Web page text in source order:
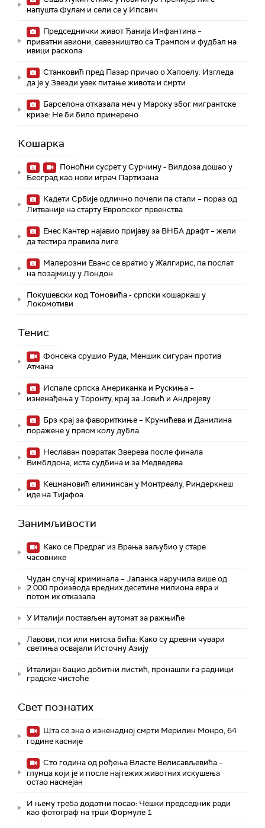
напушта Фулам и сели се у Ипсвич
Председнички живот Ђанија Инфантина –
приватни авиони, савезништво са Трампом и фудбал на
ивици раскола
Станковић пред Пазар причао о Хапоелу: Изгледа
да је у Звезди увек питање живота и смрти
Барселона отказала меч у Мароку због мигрантске
кризе: Не би било примерено
Кошарка
Поноћни сусрет у Сурчину - Вилдоза дошао у
Београд као нови играч Партизана
Кадети Србије одлично почели па стали – пораз од
Литваније на старту Европског првенства
Енес Кантер најавио пријаву за ВНБА драфт – жели
да тестира правила лиге
Малерозни Еванс се вратио у Жалгирис, па послат
на позајмицу у Лондон
Покушевски код Томовића - српски кошаркаш у
Локомотиви
Тенис
Фонсека срушио Руда, Меншик сигуран против
Атмана
Испале српска Американка и Рускиња –
изненађења у Торонту, крај за Јовић и Андрејеву
Брз крај за фавориткиње – Крунићева и Данилина
поражене у првом колу дубла
Неславан повратак Зверева после финала
Вимблдона, иста судбина и за Медведева
Кецмановић елиминсан у Монтреалу, Риндеркнеш
иде на Тијафоа
Занимљивости
Како се Предраг из Врања заљубио у старе
часовнике
Чудан случај криминала – Јапанка наручила више од
2.000 производа вредних десетине милиона евра и
потом их отказала
У Италији постављен аутомат за ражњиће
Лавови, пси или митска бића: Како су древни чувари
светиња освајали Источну Азију
Италијан бацио добитни листић, пронашли га радници
градске чистоће
Свет познатих
Шта се зна о изненадној смрти Мерилин Монро, 64
године касније
Сто година од рођења Власте Велисављевића –
глумца који је и после најтежих животних искушења
остао насмејан
И њему треба додатни посао: Чешки председник ради
као фотограф на трци Формуле 1